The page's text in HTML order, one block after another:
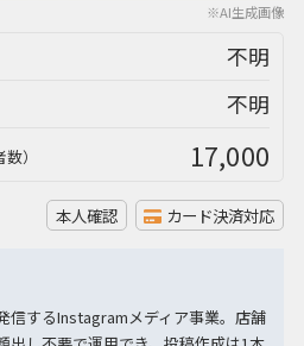
※AI生成画像
不明
不明
） 17,000
本人確認 カード決済対応
信するInstagramメディア事業。店舗